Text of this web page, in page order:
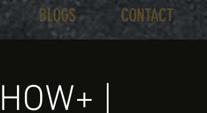
BLOGS CONTACT
|